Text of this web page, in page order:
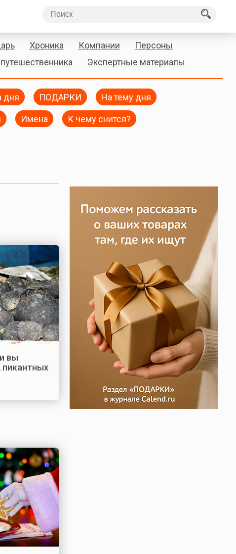
Хроника Компании
Персоны
Экспертные материалы
дня ПОДАРКИ На тему дня
Имена К чему снится?
вы
пикантных